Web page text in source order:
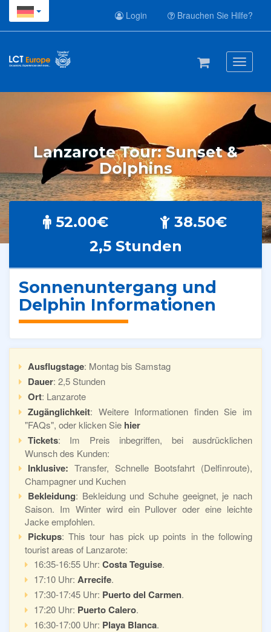
Login Brauchen Sie Hilfe?
Toggle
Lanzarote Tour: Sunset &
Dolphins
52.00€
38.50€
2,5 Stunden
Sonnenuntergang und
Delphin Informationen
Ausflugstage: Montag bis Samstag
Dauer: 2,5 Stunden
Ort: Lanzarote
Zugänglichkeit: Weitere Informationen finden Sie im
"FAQs", oder klicken Sie hier
Tickets: Im Preis inbegriffen, bei ausdrücklichen
Wunsch des Kunden:
Inklusive: Transfer, Schnelle Bootsfahrt (Delfinroute),
Champagner und Kuchen
Bekleidung: Bekleidung und Schuhe geeignet, je nach
Saison. Im Winter wird ein Pullover oder eine leichte
Jacke empfohlen.
Pickups: This tour has pick up points in the following
tourist areas of Lanzarote:
16:35-16:55 Uhr: Costa Teguise.
17:10 Uhr: Arrecife.
17:30-17:45 Uhr: Puerto del Carmen.
17:20 Uhr: Puerto Calero.
16:30-17:00 Uhr: Playa Blanca.